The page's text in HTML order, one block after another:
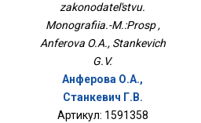
zakonodatel'stvu.
Monografiia.-M.:Prosp ,
Anferova O.A., Stankevich
G.V.
Анферова О.А.,
Станкевич Г.В.
Артикул: 1591358